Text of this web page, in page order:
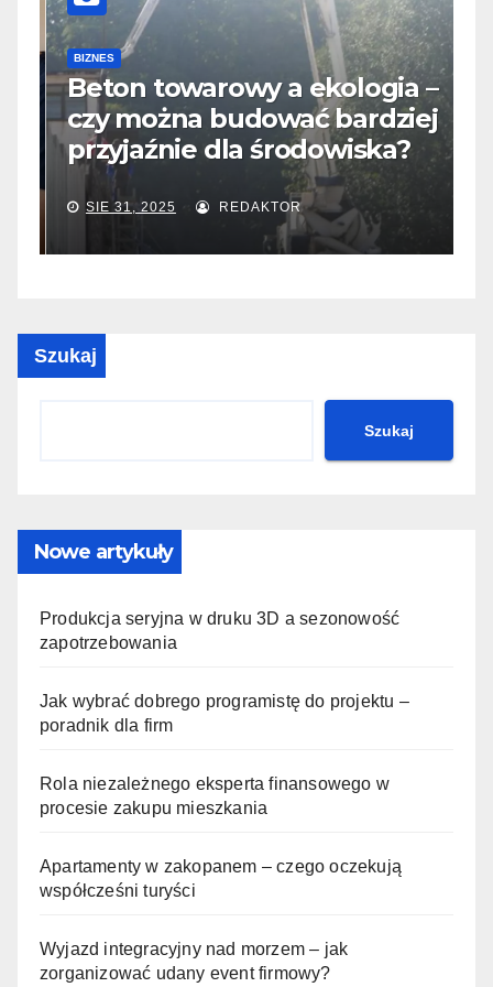
BIZNES
Beton towarowy a ekologia –
czy można budować bardziej
przyjaźnie dla środowiska?
SIE 31, 2025 REDAKTOR
Szukaj
Szukaj
Nowe artykuły
Produkcja seryjna w druku 3D a sezonowość
zapotrzebowania
Jak wybrać dobrego programistę do projektu –
poradnik dla firm
Rola niezależnego eksperta finansowego w
procesie zakupu mieszkania
Apartamenty w zakopanem – czego oczekują
współcześni turyści
Wyjazd integracyjny nad morzem – jak
zorganizować udany event firmowy?